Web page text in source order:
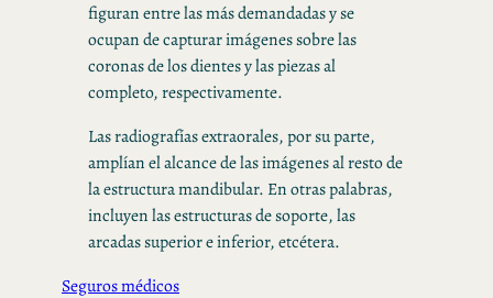
figuran entre las más demandadas y se
ocupan de capturar imágenes sobre las
coronas de los dientes y las piezas al
completo, respectivamente.
Las radiografías extraorales, por su parte,
amplían el alcance de las imágenes al resto de
la estructura mandibular. En otras palabras,
incluyen las estructuras de soporte, las
arcadas superior e inferior, etcétera.
Seguros médicos